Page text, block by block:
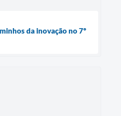
da inovação no 7º